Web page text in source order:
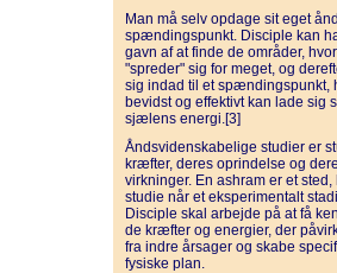
Man må selv opdage sit eget
spændingspunkt. Disciple kan
gavn af at finde de områder,
"spreder" sig for meget, og
sig indad til et spændingspunkt,
bevidst og effektivt kan lade sig
sjælens energi.[3]
Åndsvidenskabelige studier er
kræfter, deres oprindelse og
virkninger. En ashram er et sted,
studie når et eksperimentalt
Disciple skal arbejde på at få
de kræfter og energier, der
fra indre årsager og skabe
fysiske plan.